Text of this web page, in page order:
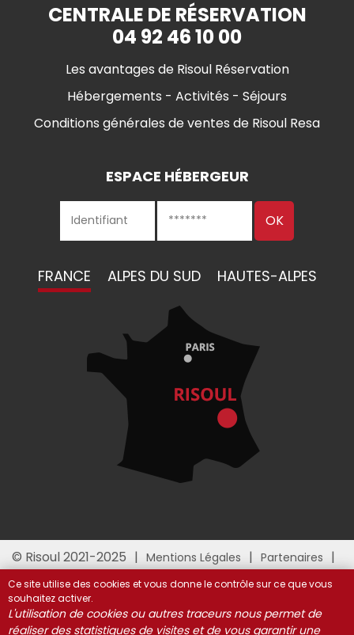
CENTRALE DE RÉSERVATION
04 92 46 10 00
Les avantages de Risoul Réservation
Hébergements - Activités - Séjours
Conditions générales de ventes de Risoul Resa
ESPACE HÉBERGEUR
FRANCE ALPES DU SUD HAUTES-ALPES
© Risoul 2021-2025 Mentions Légales
Partenaires
Gestion des cookies
Ce site utilise des cookies et vous donne le contrôle sur ce que vous
souhaitez activer.
L'utilisation de cookies ou autres traceurs nous permet de
réaliser des statistiques de visites et de vous garantir une